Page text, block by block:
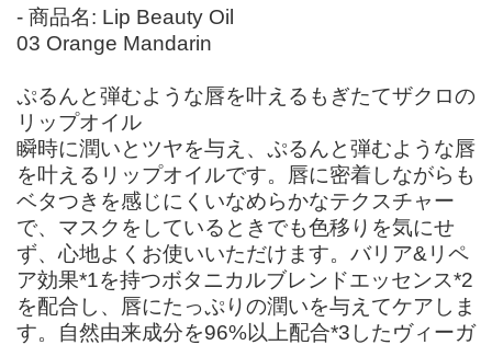
- 商品名: Lip Beauty Oil
03 Orange Mandarin
ぷるんと弾むような唇を叶えるもぎたてザクロの
リップオイル
瞬時に潤いとツヤを与え、ぷるんと弾むような唇
を叶えるリップオイルです。唇に密着しながらも
ベタつきを感じにくいなめらかなテクスチャー
で、マスクをしているときでも色移りを気にせ
ず、心地よくお使いいただけます。バリア&リペ
ア効果*1を持つボタニカルブレンドエッセンス*2
を配合し、唇にたっぷりの潤いを与えてケアしま
す。自然由来成分を96%以上配合*3したヴィーガ